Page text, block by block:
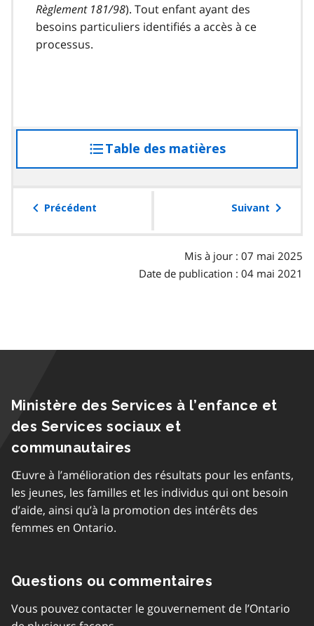
Règlement 181/98). Tout enfant ayant des
besoins particuliers identifiés a accès à ce
processus.
Table des matières
à
table
Précédent Suivant
Mis à jour : 07 mai 2025
Date de publication : 04 mai 2021
Ministère des Services à l’enfance et
des Services sociaux et
communautaires
Œuvre à l’amélioration des résultats pour les enfants,
les jeunes, les familles et les individus qui ont besoin
d’aide, ainsi qu’à la promotion des intérêts des
femmes en Ontario.
Questions ou commentaires
Vous pouvez contacter le gouvernement de l’Ontario